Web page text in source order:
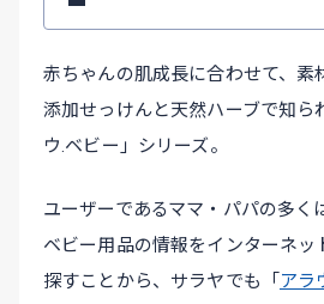
赤ちゃんの肌成長に合わせて、素
添加せっけんと天然ハーブで知ら
ウ.ベビー」シリーズ。
ユーザーであるママ・パパの多く
ベビー用品の情報をインターネッ
探すことから、サラヤでも「 アラ